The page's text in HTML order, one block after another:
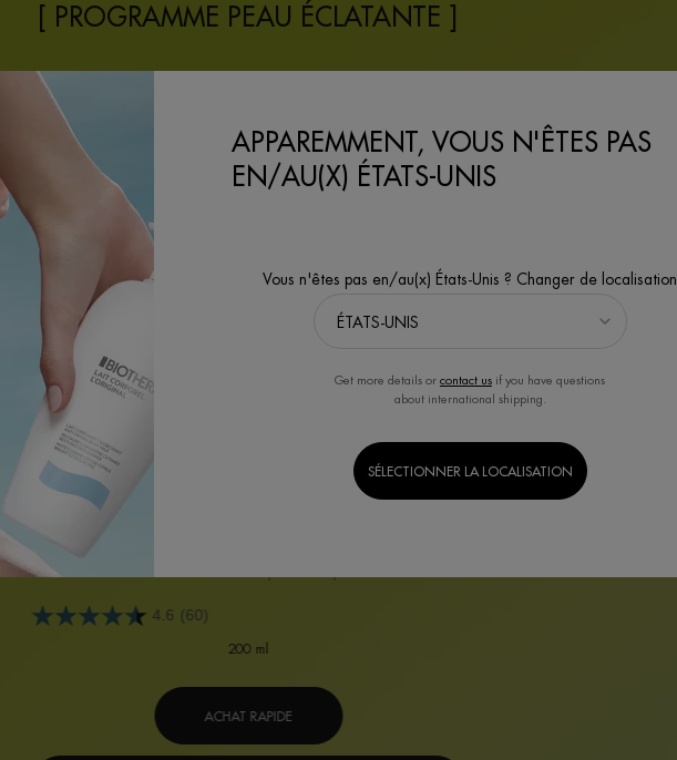
[ PROGRAMME PEAU ÉCLATANTE ]
4.6 (60)
200 ml
ACHAT RAPIDE
APPAREMMENT, VOUS N'ÊTES PAS
EN/AU(X) ÉTATS-UNIS
Vous n'êtes pas en/au(x) États-Unis ? Changer de localisation
Get more details or contact us if you have questions
about international shipping.
SÉLECTIONNER LA LOCALISATION